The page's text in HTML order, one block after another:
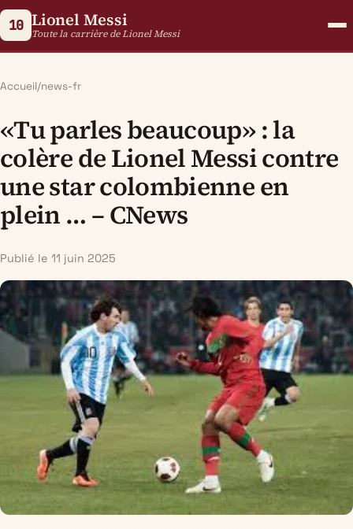
10 Lionel Messi
Toute la carrière de Lionel Messi
Accueil/news-fr
«Tu parles beaucoup» : la
colère de Lionel Messi contre
une star colombienne en
plein … – CNews
Publié le 11 juin 2025